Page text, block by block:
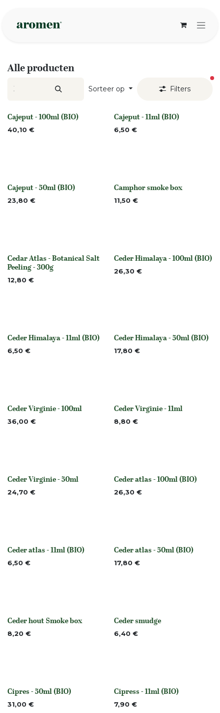
Alle producten
Sorteer op Filters
None
Cajeput - 100ml (BIO)
40,10 € None
Cajeput - 11ml (BIO)
6,50 €
None
Cajeput - 50ml (BIO)
23,80 € None
Camphor smoke box
11,50 €
None
Cedar Atlas - Botanical Salt
Peeling - 300g
12,80 €
None
Ceder Himalaya - 100ml (BIO)
26,30 €
None
Ceder Himalaya - 11ml (BIO)
6,50 € None
Ceder Himalaya - 50ml (BIO)
17,80 €
None
Ceder Virginie - 100ml
36,00 € None
Ceder Virginie - 11ml
8,80 €
None
Ceder Virginie - 50ml
24,70 € None
Ceder atlas - 100ml (BIO)
26,30 €
None
Ceder atlas - 11ml (BIO)
6,50 € None
Ceder atlas - 50ml (BIO)
17,80 €
None
Ceder hout Smoke box
8,20 € None
Ceder smudge
6,40 €
None
Cipres - 50ml (BIO)
31,00 € None
Cipress - 11ml (BIO)
7,90 €